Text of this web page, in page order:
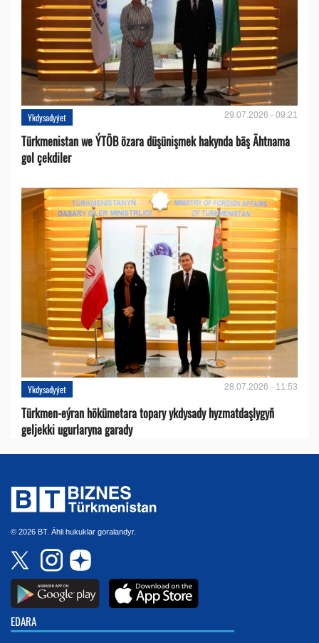
Ykdysadyýet 29.07.2026 - 09:21
Türkmenistan we ÝTÖB özara düşünişmek hakynda bäş Ähtnama
gol çekdiler
Ykdysadyýet 28.07.2026 - 11:53
Türkmen-eýran hökümetara topary ykdysady hyzmatdaşlygyň
geljekki ugurlaryna garady
© 2026 BT. Ähli hukuklar goralandyr.
EDARA